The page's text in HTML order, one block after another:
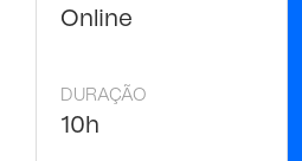
Online
DURAÇÃO
10h